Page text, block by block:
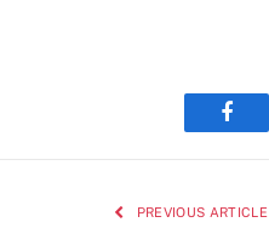
PREVIOUS ARTICLE